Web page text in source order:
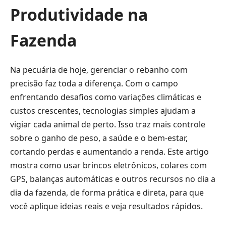
Produtividade na
Fazenda
Na pecuária de hoje, gerenciar o rebanho com
precisão faz toda a diferença. Com o campo
enfrentando desafios como variações climáticas e
custos crescentes, tecnologias simples ajudam a
vigiar cada animal de perto. Isso traz mais controle
sobre o ganho de peso, a saúde e o bem-estar,
cortando perdas e aumentando a renda. Este artigo
mostra como usar brincos eletrônicos, colares com
GPS, balanças automáticas e outros recursos no dia a
dia da fazenda, de forma prática e direta, para que
você aplique ideias reais e veja resultados rápidos.